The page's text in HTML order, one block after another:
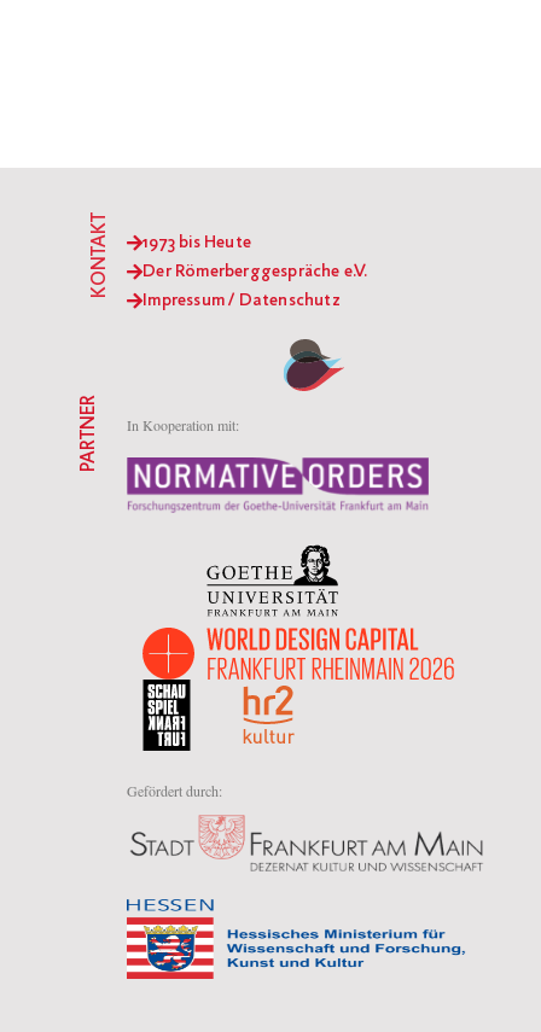
1973 bis Heute
Der Römerberggespräche e.V.
Impressum / Datenschutz
KONTAKT
In Kooperation mit:
Gefördert durch:
PARTNER